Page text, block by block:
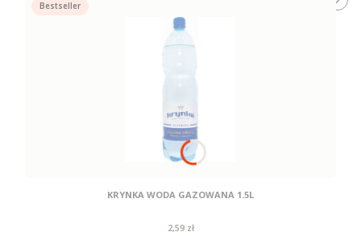
Bestseller
KRYNKA WODA GAZOWANA 1.5L
Cena
2,59 zł